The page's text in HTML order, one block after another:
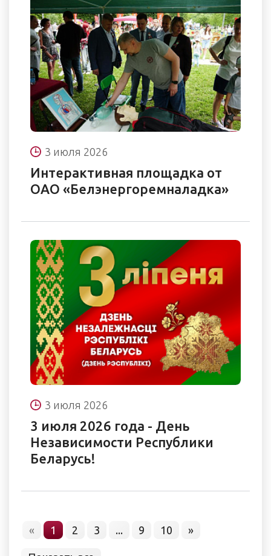
3 июля 2026
Интерактивная площадка от
ОАО «Белэнергоремналадка»
3 июля 2026
3 июля 2026 года - День
Независимости Республики
Беларусь!
« 1 2 3 ... 9 10 »